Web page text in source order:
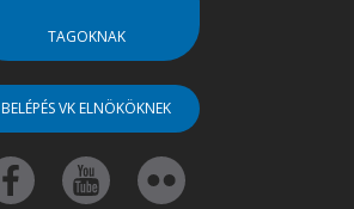
TAGOKNAK
BELÉPÉS VK ELNÖKÖKNEK